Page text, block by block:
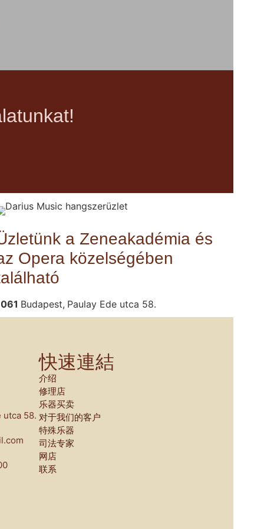
a Zeneakadémia és
Opera közelségében
Budapest, Paulay Ede utca 58.
utca 58.
快速連結
介绍
修理店
乐器买卖
对于我们的客户
特殊乐器
司法专家
网店
联系